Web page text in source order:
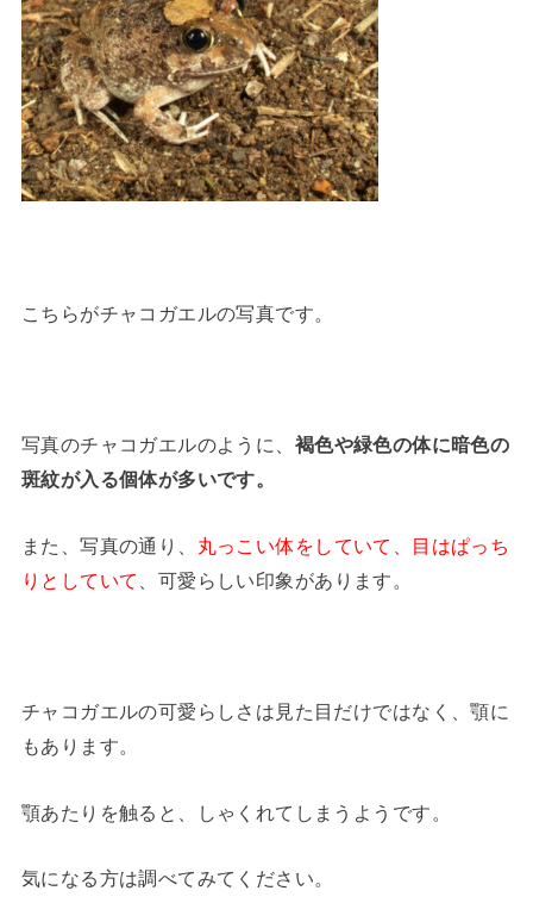
こちらがチャコガエルの写真です。
写真のチャコガエルのように、 褐色や緑色の体に暗色の
斑紋が入る個体が多いです。
また、写真の通り、 丸っこい体をしていて、目はぱっち
りとしていて
、可愛らしい印象があります。
チャコガエルの可愛らしさは見た目だけではなく、顎に
もあります。
顎あたりを触ると、しゃくれてしまうようです。
気になる方は調べてみてください。